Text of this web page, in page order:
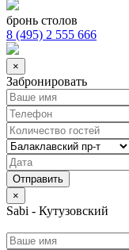
бронь столов
8 (495) 2 555 666
×
Забронировать
×
Sabi - Кутузовский